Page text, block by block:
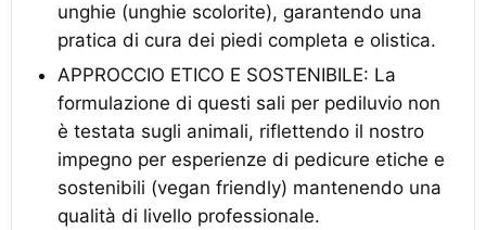
unghie (unghie scolorite), garantendo una
pratica di cura dei piedi completa e olistica.
APPROCCIO ETICO E SOSTENIBILE: La
formulazione di questi sali per pediluvio non
è testata sugli animali, riflettendo il nostro
impegno per esperienze di pedicure etiche e
sostenibili (vegan friendly) mantenendo una
qualità di livello professionale.